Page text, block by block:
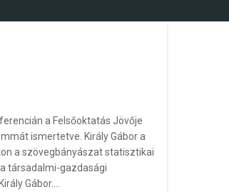
a Felsőoktatás Jövője
ismertetve. Király Gábor a
a szövegbányászat statisztikai
társadalmi-gazdasági
Gábor.…